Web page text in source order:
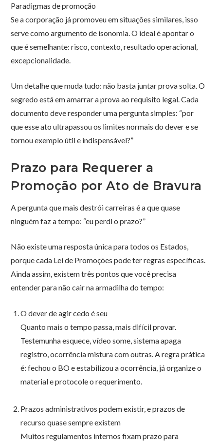
Paradigmas de promoção
Se a corporação já promoveu em situações similares, isso
serve como argumento de isonomia. O ideal é apontar o
que é semelhante: risco, contexto, resultado operacional,
excepcionalidade.
Um detalhe que muda tudo: não basta juntar prova solta. O
segredo está em amarrar a prova ao requisito legal. Cada
documento deve responder uma pergunta simples: “por
que esse ato ultrapassou os limites normais do dever e se
tornou exemplo útil e indispensável?”
Prazo para Requerer a
Promoção por Ato de Bravura
A pergunta que mais destrói carreiras é a que quase
ninguém faz a tempo: “eu perdi o prazo?”
Não existe uma resposta única para todos os Estados,
porque cada Lei de Promoções pode ter regras específicas.
Ainda assim, existem três pontos que você precisa
entender para não cair na armadilha do tempo:
O dever de agir cedo é seu
Quanto mais o tempo passa, mais difícil provar.
Testemunha esquece, vídeo some, sistema apaga
registro, ocorrência mistura com outras. A regra prática
é: fechou o BO e estabilizou a ocorrência, já organize o
material e protocole o requerimento.
Prazos administrativos podem existir, e prazos de
recurso quase sempre existem
Muitos regulamentos internos fixam prazo para